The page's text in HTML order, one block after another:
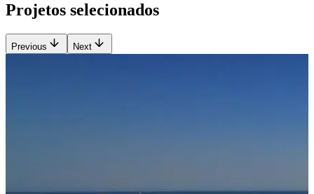
Projetos selecionados
Previous Next